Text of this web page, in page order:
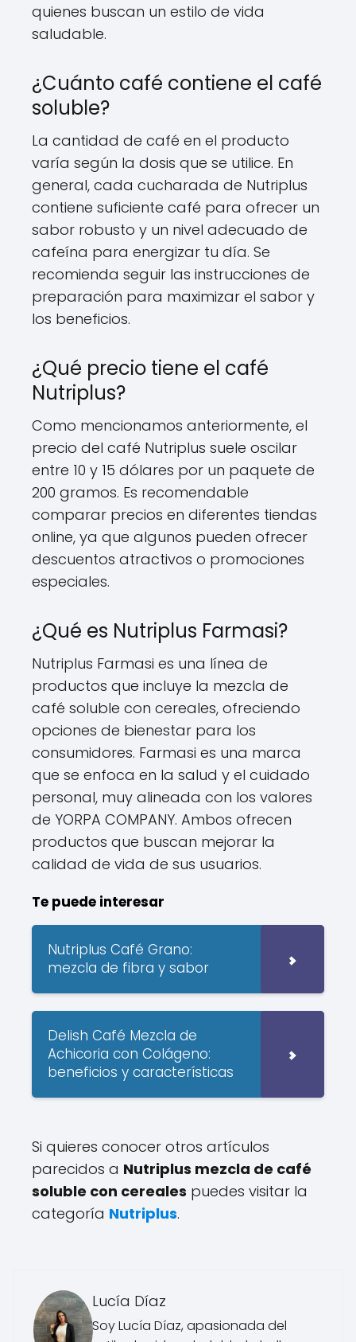
quienes buscan un estilo de vida
saludable.
¿Cuánto café contiene el café
soluble?
La cantidad de café en el producto
varía según la dosis que se utilice. En
general, cada cucharada de Nutriplus
contiene suficiente café para ofrecer un
sabor robusto y un nivel adecuado de
cafeína para energizar tu día. Se
recomienda seguir las instrucciones de
preparación para maximizar el sabor y
los beneficios.
¿Qué precio tiene el café
Nutriplus?
Como mencionamos anteriormente, el
precio del café Nutriplus suele oscilar
entre 10 y 15 dólares por un paquete de
200 gramos. Es recomendable
comparar precios en diferentes tiendas
online, ya que algunos pueden ofrecer
descuentos atractivos o promociones
especiales.
¿Qué es Nutriplus Farmasi?
Nutriplus Farmasi es una línea de
productos que incluye la mezcla de
café soluble con cereales, ofreciendo
opciones de bienestar para los
consumidores. Farmasi es una marca
que se enfoca en la salud y el cuidado
personal, muy alineada con los valores
de YORPA COMPANY. Ambos ofrecen
productos que buscan mejorar la
calidad de vida de sus usuarios.
Te puede interesar
Nutriplus Café Grano:
mezcla de fibra y sabor
Delish Café Mezcla de
Achicoria con Colágeno:
beneficios y características
Si quieres conocer otros artículos
parecidos a Nutriplus mezcla de café
soluble con cereales puedes visitar la
categoría Nutriplus.
Lucía Díaz
Soy Lucía Díaz, apasionada del